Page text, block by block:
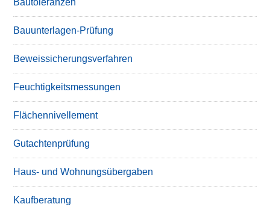
Bautoleranzen
Bauunterlagen-Prüfung
Beweissicherungsverfahren
Feuchtigkeitsmessungen
Flächennivellement
Gutachtenprüfung
Haus- und Wohnungsübergaben
Kaufberatung